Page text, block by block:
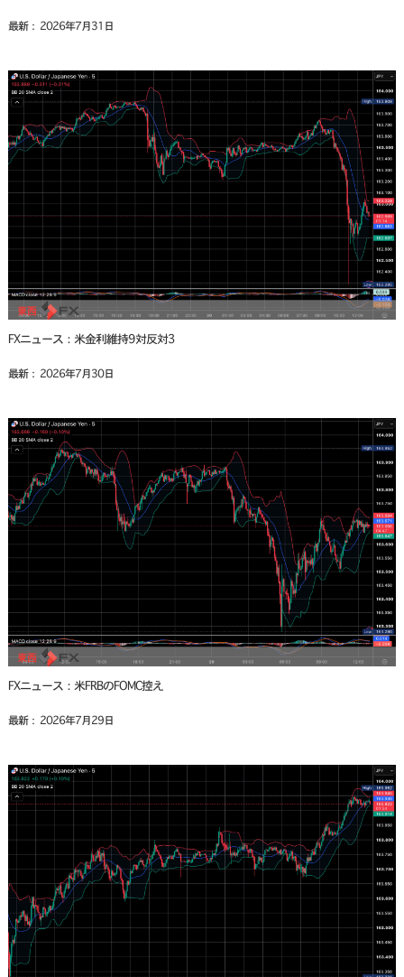
最新： 2026年7月31日
FXニュース：米金利維持9対反対3
最新： 2026年7月30日
FXニュース：米FRBのFOMC控え
最新： 2026年7月29日